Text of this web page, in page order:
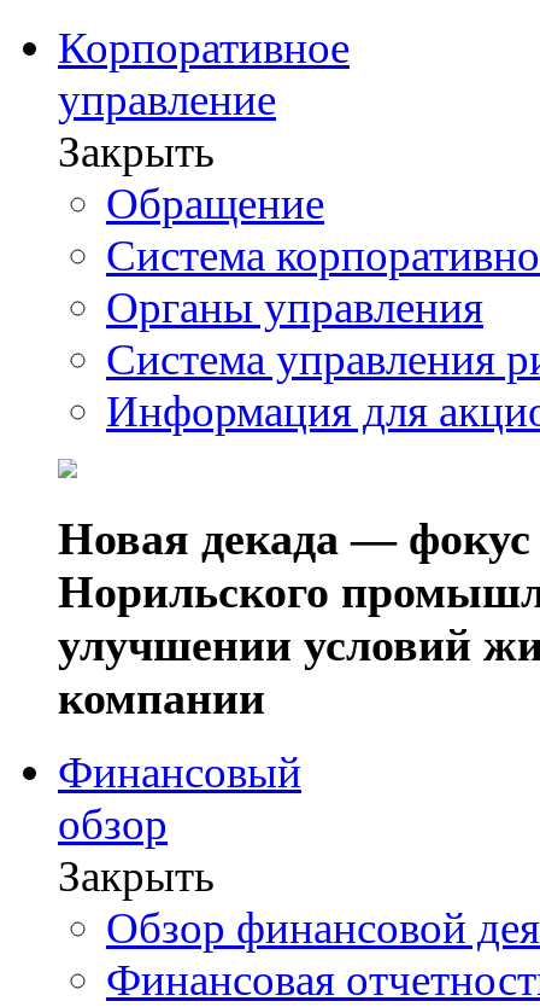
Корпоративное
управление
Закрыть
Обращение
Система
Органы управления
Система управления
Информация для
Новая декада — фокус
Норильского
улучшении условий
компании
Финансовый
обзор
Закрыть
Обзор финансовой
Финансовая